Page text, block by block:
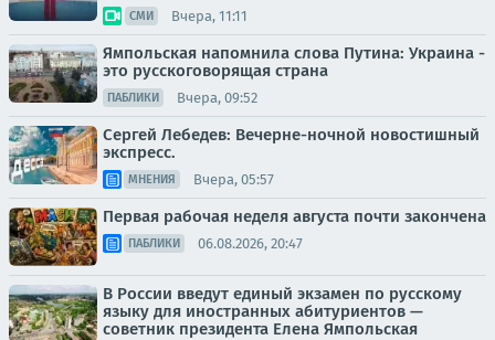
СМИ Вчера, 11:11
Ямпольская напомнила слова Путина: Украина -
это русскоговорящая страна
ПАБЛИКИ Вчера, 09:52
Сергей Лебедев: Вечерне-ночной новостишный
экспресс.
МНЕНИЯ Вчера, 05:57
Первая рабочая неделя августа почти закончена
ПАБЛИКИ 06.08.2026, 20:47
В России введут единый экзамен по русскому
языку для иностранных абитуриентов —
советник президента Елена Ямпольская